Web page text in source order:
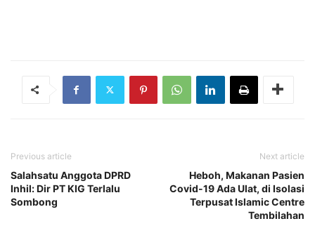
Previous article
Salahsatu Anggota DPRD
Inhil: Dir PT KIG Terlalu
Sombong
Next article
Heboh, Makanan Pasien
Covid-19 Ada Ulat, di Isolasi
Terpusat Islamic Centre
Tembilahan